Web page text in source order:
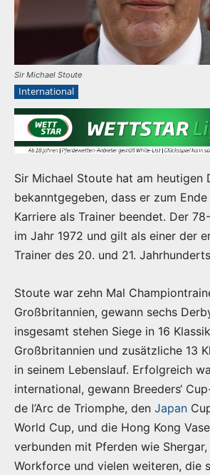
Sir Michael Stoute
International
Sir Michael Stoute hat am heutigen
bekanntgegeben, dass er zum
Karriere als Trainer beendet. Der
im Jahr 1972 und gilt als einer der
Trainer des 20. und 21.
Stoute war zehn Mal
Großbritannien, gewann sechs
insgesamt stehen Siege in 16
Großbritannien und zusätzliche 13
in seinem Lebenslauf. Erfolgreich
international, gewann Breeders‘
de l’Arc de Triomphe, den Japan
World Cup, und die Hong Kong
verbunden mit Pferden wie Shergar,
Workforce und vielen weiteren, die